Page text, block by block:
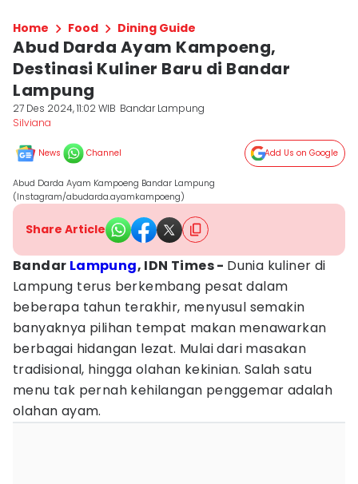
Home Food Dining Guide
Abud Darda Ayam Kampoeng,
Destinasi Kuliner Baru di Bandar
Lampung
27 Des 2024, 11:02 WIB Bandar Lampung
Silviana
News Channel Add Us on Google
Abud Darda Ayam Kampoeng Bandar Lampung
(Instagram/abudarda.ayamkampoeng)
Share Article
Bandar Lampung, IDN Times - Dunia kuliner di
Lampung terus berkembang pesat dalam
beberapa tahun terakhir, menyusul semakin
banyaknya pilihan tempat makan menawarkan
berbagai hidangan lezat. Mulai dari masakan
tradisional, hingga olahan kekinian. Salah satu
menu tak pernah kehilangan penggemar adalah
olahan ayam.